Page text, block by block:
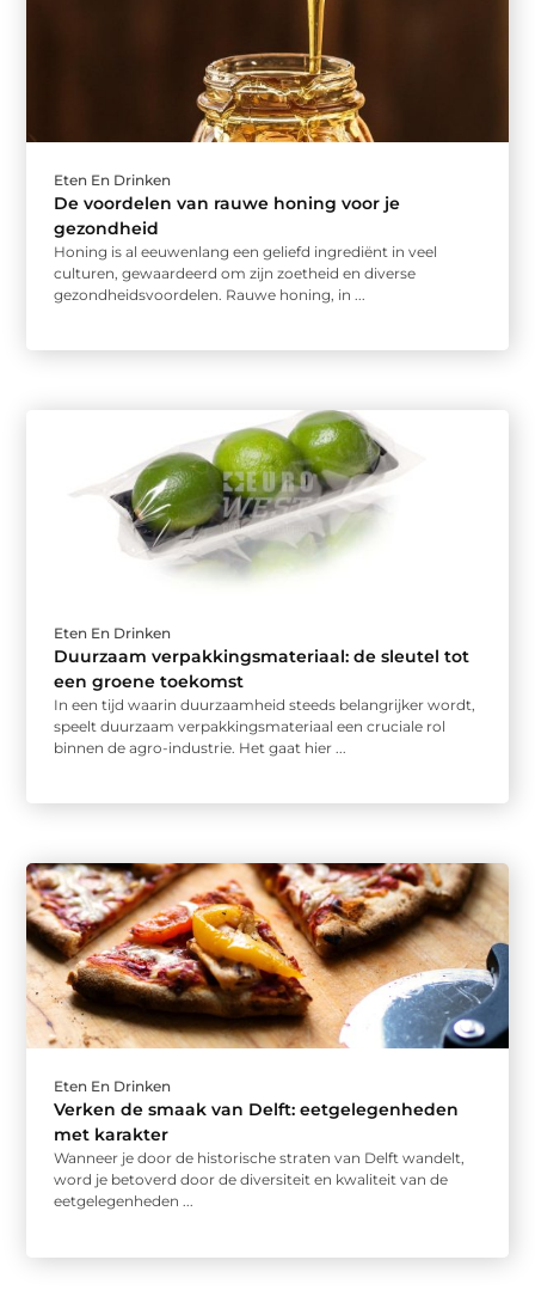
Eten En Drinken
De voordelen van rauwe honing voor je
gezondheid
Honing is al eeuwenlang een geliefd ingrediënt in veel
culturen, gewaardeerd om zijn zoetheid en diverse
gezondheidsvoordelen. Rauwe honing, in ...
Eten En Drinken
Duurzaam verpakkingsmateriaal: de sleutel tot
een groene toekomst
In een tijd waarin duurzaamheid steeds belangrijker wordt,
speelt duurzaam verpakkingsmateriaal een cruciale rol
binnen de agro-industrie. Het gaat hier ...
Eten En Drinken
Verken de smaak van Delft: eetgelegenheden
met karakter
Wanneer je door de historische straten van Delft wandelt,
word je betoverd door de diversiteit en kwaliteit van de
eetgelegenheden ...